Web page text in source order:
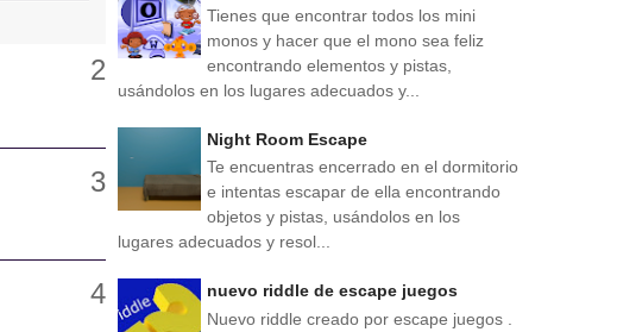
Tienes que encontrar todos los mini
monos y hacer que el mono sea feliz
encontrando elementos y pistas,
usándolos en los lugares adecuados y...
Night Room Escape
Te encuentras encerrado en el dormitorio
e intentas escapar de ella encontrando
objetos y pistas, usándolos en los
lugares adecuados y resol...
nuevo riddle de escape juegos
Nuevo riddle creado por escape juegos .